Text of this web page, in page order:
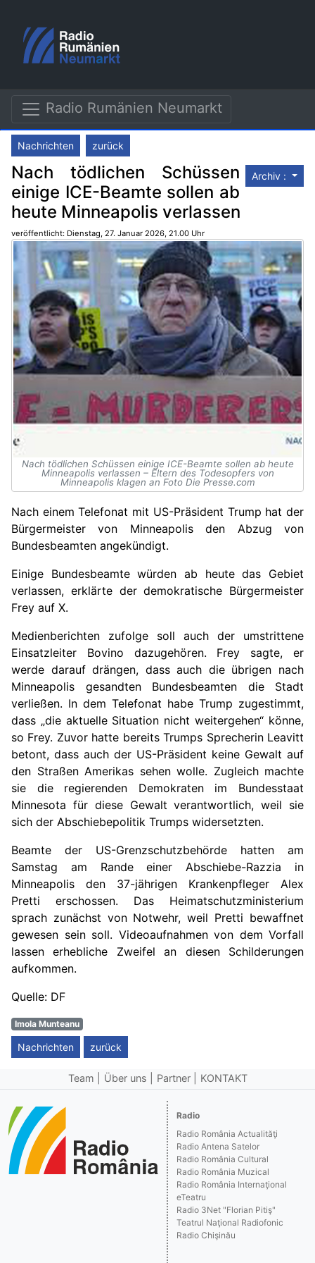
Radio Rumänien Neumarkt
Nachrichten zurück
Archiv :
Nach tödlichen Schüssen
einige ICE-Beamte sollen ab
heute Minneapolis verlassen
veröffentlicht: Dienstag, 27. Januar 2026, 21.00 Uhr
Nach tödlichen Schüssen einige ICE-Beamte sollen ab heute
Minneapolis verlassen – Eltern des Todesopfers von
Minneapolis klagen an Foto Die Presse.com
Nach einem Telefonat mit US-Präsident Trump hat der
Bürgermeister von Minneapolis den Abzug von
Bundesbeamten angekündigt.
Einige Bundesbeamte würden ab heute das Gebiet
verlassen, erklärte der demokratische Bürgermeister
Frey auf X.
Medienberichten zufolge soll auch der umstrittene
Einsatzleiter Bovino dazugehören. Frey sagte, er
werde darauf drängen, dass auch die übrigen nach
Minneapolis gesandten Bundesbeamten die Stadt
verließen. In dem Telefonat habe Trump zugestimmt,
dass „die aktuelle Situation nicht weitergehen“ könne,
so Frey. Zuvor hatte bereits Trumps Sprecherin Leavitt
betont, dass auch der US-Präsident keine Gewalt auf
den Straßen Amerikas sehen wolle. Zugleich machte
sie die regierenden Demokraten im Bundesstaat
Minnesota für diese Gewalt verantwortlich, weil sie
sich der Abschiebepolitik Trumps widersetzten.
Beamte der US-Grenzschutzbehörde hatten am
Samstag am Rande einer Abschiebe-Razzia in
Minneapolis den 37-jährigen Krankenpfleger Alex
Pretti erschossen. Das Heimatschutzministerium
sprach zunächst von Notwehr, weil Pretti bewaffnet
gewesen sein soll. Videoaufnahmen von dem Vorfall
lassen erhebliche Zweifel an diesen Schilderungen
aufkommen.
Quelle: DF
Imola Munteanu
Nachrichten zurück
Team Über uns Partner KONTAKT
Radio
Radio România Actualităţi
Radio Antena Satelor
Radio România Cultural
Radio România Muzical
Radio România Internaţional
eTeatru
Radio 3Net "Florian Pitiş"
Teatrul Naţional Radiofonic
Radio Chişinău